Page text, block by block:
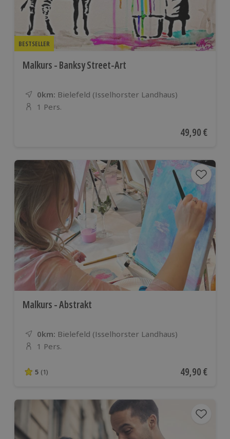
BESTSELLER
Malkurs - Banksy Street-Art
0km: Entfernung
Standort
Bielefeld (Isselhorster Landhaus)
Anzahl der Teilnehmer
1 Pers.
Aktueller
49,90 €
Malkurs - Abstrakt
0km: Entfernung
Standort
Bielefeld (Isselhorster Landhaus)
Anzahl der Teilnehmer
1 Pers.
5 von 5 Sternen basierend auf 1 Bewertungen
5 (1) Aktueller
49,90 €